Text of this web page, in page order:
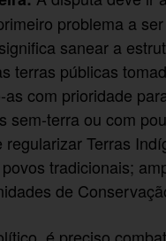
problema a
sanear a
terras públicas
as com prioridade
sem-terra ou com
regularizar Terras
tradicionais;
de